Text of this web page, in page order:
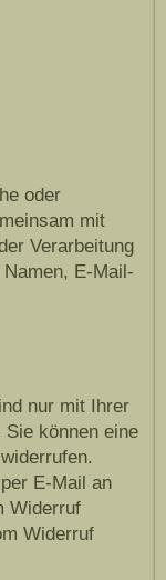
oder
mit
Verarbeitung
E-Mail-
nur mit Ihrer
können eine
E-Mail an
Widerruf
Widerruf